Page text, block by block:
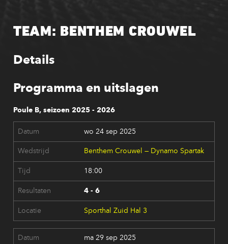
TEAM: BENTHEM CROUWEL
Details
Programma en uitslagen
Poule B, seizoen 2025 - 2026
wo 24 sep 2025
Benthem Crouwel — Dynamo Spartak
18:00
4 - 6
Sporthal Zuid Hal 3
ma 29 sep 2025